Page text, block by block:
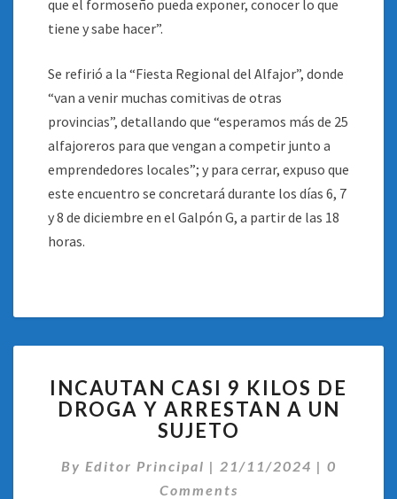
que el formoseño pueda exponer, conocer lo que
tiene y sabe hacer”.
Se refirió a la “Fiesta Regional del Alfajor”, donde
“van a venir muchas comitivas de otras
provincias”, detallando que “esperamos más de 25
alfajoreros para que vengan a competir junto a
emprendedores locales”; y para cerrar, expuso que
este encuentro se concretará durante los días 6, 7
y 8 de diciembre en el Galpón G, a partir de las 18
horas.
CASI
9
KILOS
DROGA
Y
INCAUTAN CASI 9 KILOS DE
DROGA Y ARRESTAN A UN
SUJETO
By Editor Principal | 21/11/2024 | 0
Comments